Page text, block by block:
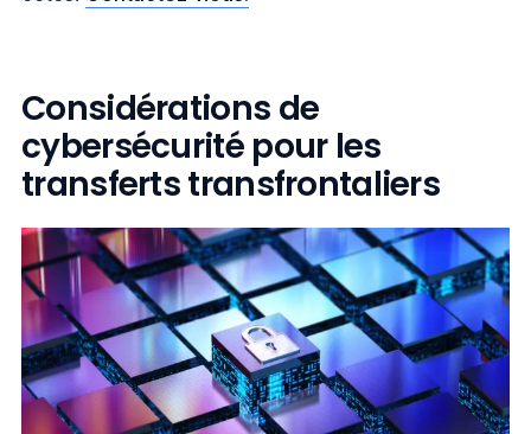
Considérations de
cybersécurité pour les
transferts transfrontaliers